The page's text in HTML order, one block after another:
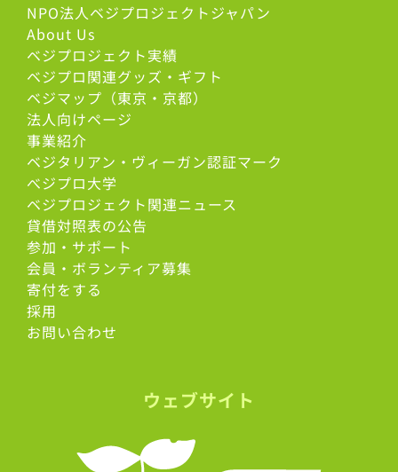
NPO法人ベジプロジェクトジャパン
About Us
ベジプロジェクト実績
ベジプロ関連グッズ・ギフト
ベジマップ（東京・京都）
法人向けページ
事業紹介
ベジタリアン・ヴィーガン認証マーク
べジプロ大学
ベジプロジェクト関連ニュース
貸借対照表の公告
参加・サポート
会員・ボランティア募集
寄付をする
採用
お問い合わせ
ウェブサイト